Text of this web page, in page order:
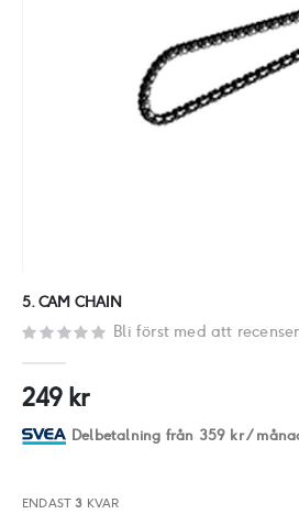
början
bildgalleriet
5. CAM CHAIN
Bli först med att
249 kr
Delbetalning från 359 kr/
ENDAST 3 KVAR